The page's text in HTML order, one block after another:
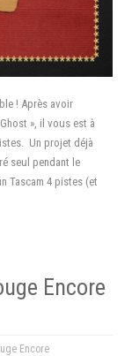
! Après avoir
», il vous est à
Un projet déjà
seul pendant le
Tascam 4 pistes (et
Encore
Encore